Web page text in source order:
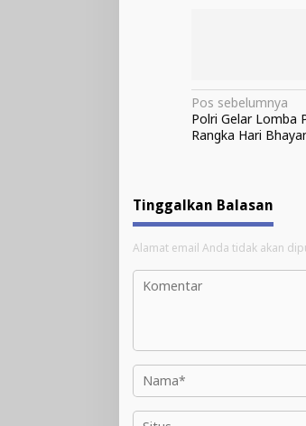
Navigasi
pos
Pos sebelumnya
Polri Gelar Lomba
Rangka Hari
Tinggalkan Balasan
Alamat email Anda tidak akan